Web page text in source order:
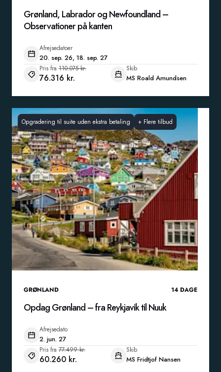
Grønland, Labrador og Newfoundland –
Observationer på kanten
Afrejsedatoer
20. sep. 26, 18. sep. 27
Pris fra 110.075 kr.
76.316 kr.
Skib
MS Roald Amundsen
Opgradering til suite uden ekstra betaling + Flere tilbud
GRØNLAND 14 DAGE
Opdag Grønland – fra Reykjavik til Nuuk
Afrejsedato
2. jun. 27
Pris fra 77.499 kr.
60.260 kr.
Skib
MS Fridtjof Nansen